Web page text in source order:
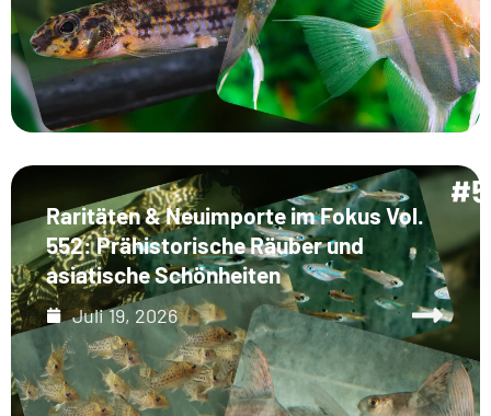
Raritäten & Neuimporte im Fokus Vol.
552: Prähistorische Räuber und
asiatische Schönheiten
Juli 19, 2026